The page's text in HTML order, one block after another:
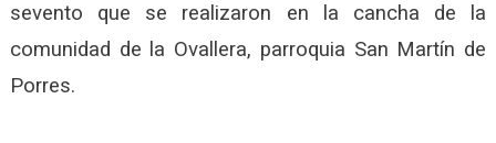
sevento que se realizaron en la cancha de la
comunidad de la Ovallera, parroquia San Martín de
Porres.